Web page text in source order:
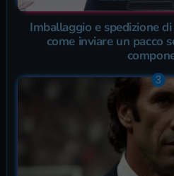
Imballaggio e spedizione
come inviare un pacco